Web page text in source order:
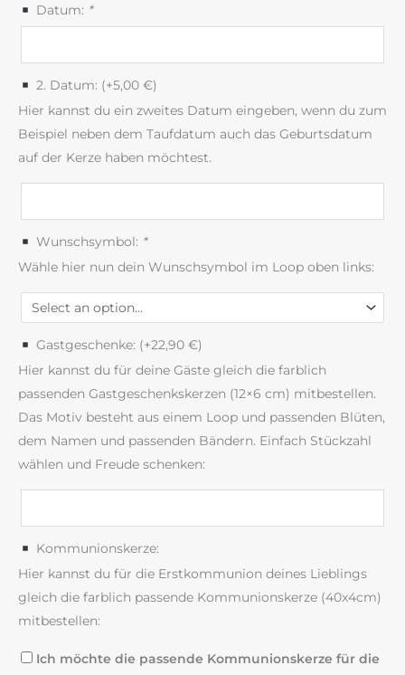
Datum: *
2. Datum: (+5,00 €)
Hier kannst du ein zweites Datum eingeben, wenn du zum
Beispiel neben dem Taufdatum auch das Geburtsdatum
auf der Kerze haben möchtest.
Wunschsymbol: *
Wähle hier nun dein Wunschsymbol im Loop oben links:
Gastgeschenke: (+22,90 €)
Hier kannst du für deine Gäste gleich die farblich
passenden Gastgeschenkskerzen (12×6 cm) mitbestellen.
Das Motiv besteht aus einem Loop und passenden Blüten,
dem Namen und passenden Bändern. Einfach Stückzahl
wählen und Freude schenken:
Kommunionskerze:
Hier kannst du für die Erstkommunion deines Lieblings
gleich die farblich passende Kommunionskerze (40x4cm)
mitbestellen:
Ich möchte die passende Kommunionskerze für die